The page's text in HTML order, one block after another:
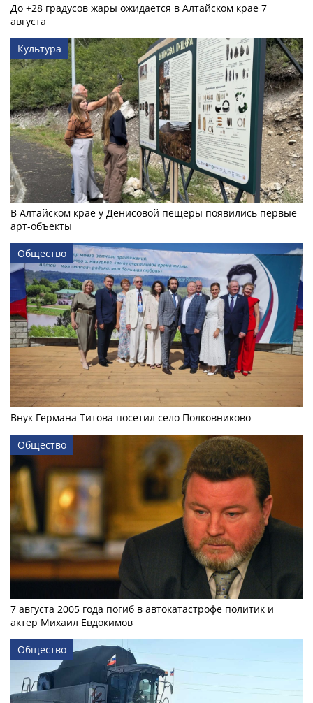
До +28 градусов жары ожидается в Алтайском крае 7
августа
Культура
В Алтайском крае у Денисовой пещеры появились первые
арт-объекты
Общество
Внук Германа Титова посетил село Полковниково
Общество
7 августа 2005 года погиб в автокатастрофе политик и
актер Михаил Евдокимов
Общество